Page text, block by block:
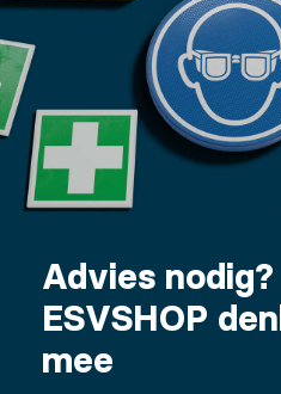
Advies nodig?
ESVSHOP
mee